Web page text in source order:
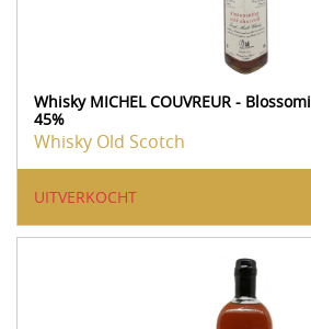
Whisky MICHEL COUVREUR -
45%
Whisky Old Scotch
UITVERKOCHT